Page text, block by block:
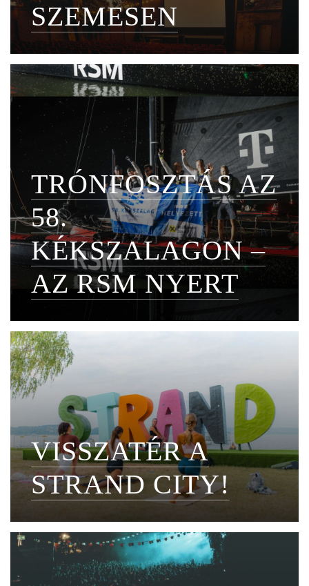
SZEMESEN
TRÓNFOSZTÁS AZ
58.
KÉKSZALAGON –
AZ RSM NYERT
VISSZATÉR A
STRAND CITY!